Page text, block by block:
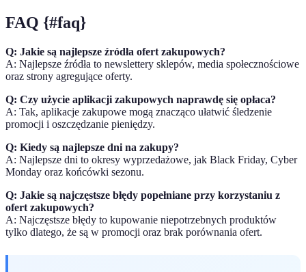
FAQ {#faq}
Q: Jakie są najlepsze źródła ofert zakupowych?
A: Najlepsze źródła to newslettery sklepów, media społecznościowe
oraz strony agregujące oferty.
Q: Czy użycie aplikacji zakupowych naprawdę się opłaca?
A: Tak, aplikacje zakupowe mogą znacząco ułatwić śledzenie
promocji i oszczędzanie pieniędzy.
Q: Kiedy są najlepsze dni na zakupy?
A: Najlepsze dni to okresy wyprzedażowe, jak Black Friday, Cyber
Monday oraz końcówki sezonu.
Q: Jakie są najczęstsze błędy popełniane przy korzystaniu z
ofert zakupowych?
A: Najczęstsze błędy to kupowanie niepotrzebnych produktów
tylko dlatego, że są w promocji oraz brak porównania ofert.